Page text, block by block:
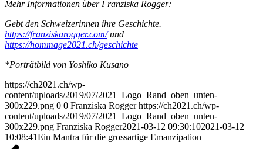
Mehr Informationen über Franziska Rogger:
Gebt den Schweizerinnen ihre Geschichte.
https://franziskarogger.com/und
https://hommage2021.ch/geschichte
*Porträtbild von Yoshiko Kusano
https://ch2021.ch/wp-
content/uploads/2019/07/2021_Logo_Rand_oben_unten-
300x229.png 0 0 Franziska Rogger https://ch2021.ch/wp-
content/uploads/2019/07/2021_Logo_Rand_oben_unten-
300x229.png Franziska Rogger2021-03-12 09:30:102021-03-12
10:08:41Ein Mantra für die grossartige Emanzipation